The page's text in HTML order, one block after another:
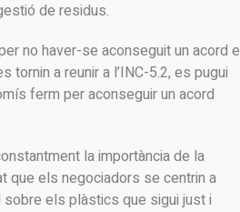
de residus.
no haver-se aconseguit un acord
a reunir a l’INC-5.2, es pugui
ferm per aconseguir un acord
la importància de la
que els negociadors se centrin a
els plàstics que sigui just i